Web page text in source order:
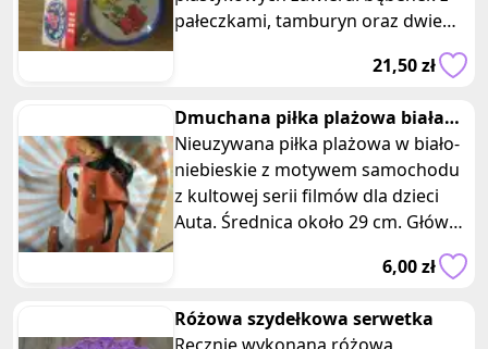
pałeczkami, tamburyn oraz dwie
21,50 zł
Dmuchana piłka plażowa biała
niebieska auta
Nieuzywana piłka plażowa w biało-
niebieskie z motywem samochodu
z kultowej serii filmów dla dzieci
Auta. Średnica około 29 cm. Główne
6,00 zł
Różowa szydełkowa serwetka